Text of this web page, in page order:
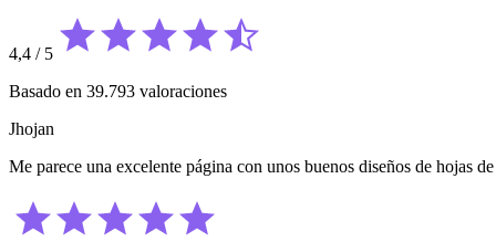
4,4 / 5
Basado en 39.793 valoraciones
Jhojan
Me parece una excelente página con unos buenos diseños de hojas